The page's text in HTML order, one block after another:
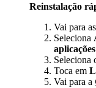
Reinstalação
Vai para as
Seleciona
aplicações
Seleciona
Toca em
Vai para a